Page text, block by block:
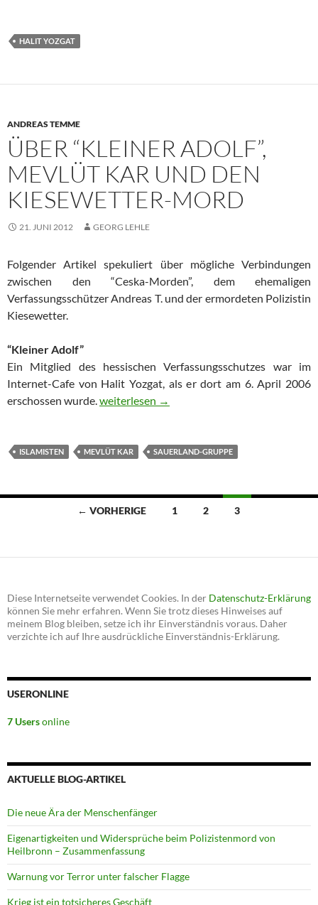
HALIT YOZGAT
ANDREAS TEMME
ÜBER “KLEINER ADOLF”,
MEVLÜT KAR UND DEN
KIESEWETTER-MORD
21. JUNI 2012 GEORG LEHLE
Folgender Artikel spekuliert über mögliche Verbindungen
zwischen den “Ceska-Morden”, dem ehemaligen
Verfassungsschützer Andreas T. und der ermordeten Polizistin
Kiesewetter.
“Kleiner Adolf”
Ein Mitglied des hessischen Verfassungsschutzes war im
Internet-Cafe von Halit Yozgat, als er dort am 6. April 2006
erschossen wurde.Über “Kleiner Adolf”, Mevlüt Kar und den
weiterlesen →
ISLAMISTEN MEVLÜT KAR SAUERLAND-GRUPPE
← VORHERIGE 1 2 3
Diese Internetseite verwendet Cookies. In der Datenschutz-Erklärung
können Sie mehr erfahren. Wenn Sie trotz dieses Hinweises auf
meinem Blog bleiben, setze ich ihr Einverständnis voraus. Daher
verzichte ich auf Ihre ausdrückliche Einverständnis-Erklärung.
USERONLINE
7 Usersonline
AKTUELLE BLOG-ARTIKEL
Die neue Ära der Menschenfänger
Eigenartigkeiten und Widersprüche beim Polizistenmord von
Heilbronn – Zusammenfassung
Warnung vor Terror unter falscher Flagge
Krieg ist ein totsicheres Geschäft